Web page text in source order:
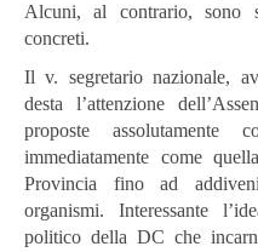
Alcuni, al contrario, sono
concreti.
Il v. segretario nazionale,
desta l’attenzione
proposte assolutamente
immediatamente come
Provincia fino ad
organismi. Interessante
politico della DC che